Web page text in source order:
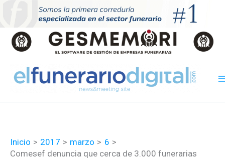
contenido
Inicio 2017 marzo
6
Comesef denuncia que cerca de 3.000 funerarias